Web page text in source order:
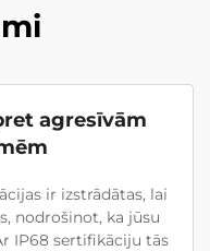
agresīvām
ir izstrādātas, lai
nodrošinot, ka jūsu
IP68 sertifikāciju tās